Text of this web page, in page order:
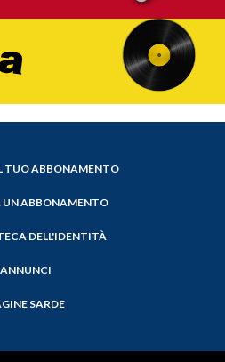
TUO ABBONAMENTO
ABBONAMENTO
DELL'IDENTITÀ
ANNUNCI
SARDE